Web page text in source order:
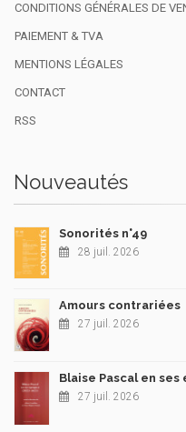
CONDITIONS GÉNÉRALES DE
PAIEMENT & TVA
MENTIONS LÉGALES
CONTACT
RSS
Nouveautés
Sonorités n°49
28 juil. 2026
Amours contrariées
27 juil. 2026
Blaise Pascal en ses
27 juil. 2026